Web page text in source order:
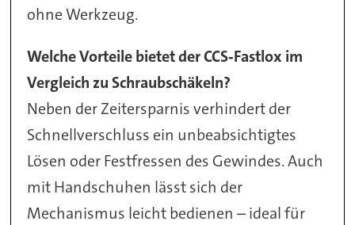
ohne Werkzeug.
Welche Vorteile bietet der CCS‑Fastlox im
Vergleich zu Schraubschäkeln?
Neben der Zeitersparnis verhindert der
Schnellverschluss ein unbeabsichtigtes
Lösen oder Festfressen des Gewindes. Auch
mit Handschuhen lässt sich der
Mechanismus leicht bedienen – ideal für